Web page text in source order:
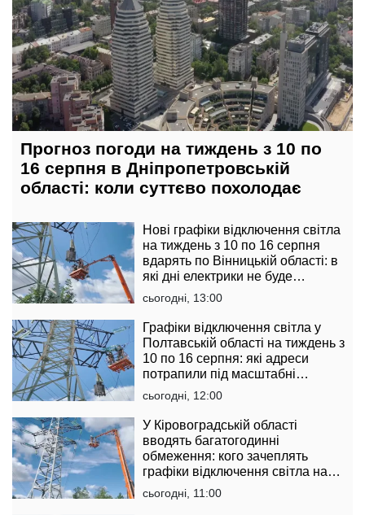
Прогноз погоди на тиждень з 10 по
16 серпня в Дніпропетровській
області: коли суттєво похолодає
Нові графіки відключення світла
на тиждень з 10 по 16 серпня
вдарять по Вінницькій області: в
які дні електрики не буде
найдовше
сьогодні, 13:00
Графіки відключення світла у
Полтавській області на тиждень з
10 по 16 серпня: які адреси
потрапили під масштабні
обмеження
сьогодні, 12:00
У Кіровоградській області
вводять багатогодинні
обмеження: кого зачеплять
графіки відключення світла на
тиждень з 10 по 16 серпня
сьогодні, 11:00